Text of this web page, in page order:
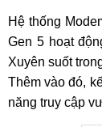
Hệ thống
Gen 5 hoạt
Xuyên suốt
Thêm vào đó,
năng truy cập